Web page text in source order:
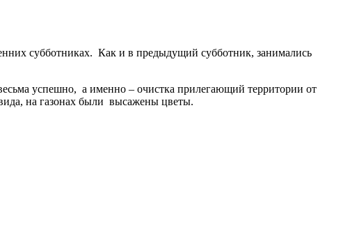
субботниках. Как и в предыдущий субботник, занимались
успешно, а именно – очистка прилегающий территории от
на газонах были высажены цветы.